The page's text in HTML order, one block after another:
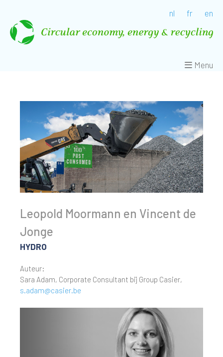
nl fr en
Menu
Leopold Moormann en Vincent de
Jonge
HYDRO
Auteur:
Sara Adam, Corporate Consultant bij Group Casier,
s.adam@casier.be